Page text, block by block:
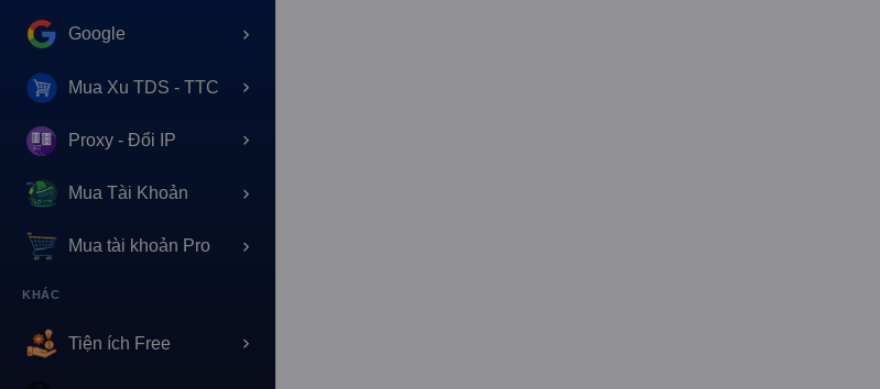
Google
Mua Xu TDS - TTC
Proxy - Đổi IP
Mua Tài Khoản
Mua tài khoản Pro
KHÁC
Tiện ích Free